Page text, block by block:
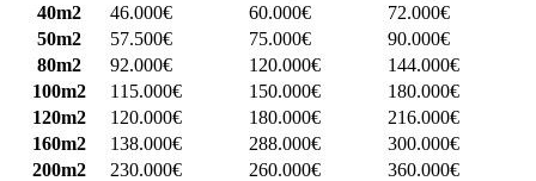
40m2
46.000€ 60.000€
72.000€
50m2
57.500€ 75.000€
90.000€
80m2
92.000€ 120.000€
144.000€
100m2
115.000€ 150.000€
180.000€
120m2
120.000€ 180.000€
216.000€
160m2
138.000€ 288.000€
300.000€
200m2
230.000€ 260.000€ 360.000€